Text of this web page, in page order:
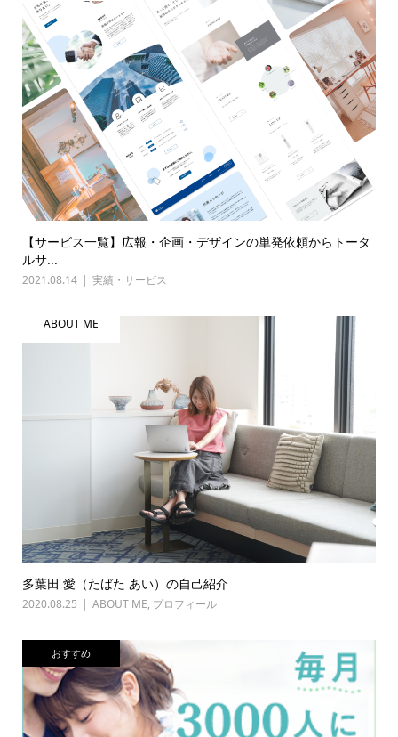
【サービス一覧】広報・企画・デザインの単発依頼からトータ
ルサ...
2021.08.14 実績・サービス
ABOUT ME
多葉田 愛（たばた あい）の自己紹介
2020.08.25 ABOUT ME, プロフィール
おすすめ